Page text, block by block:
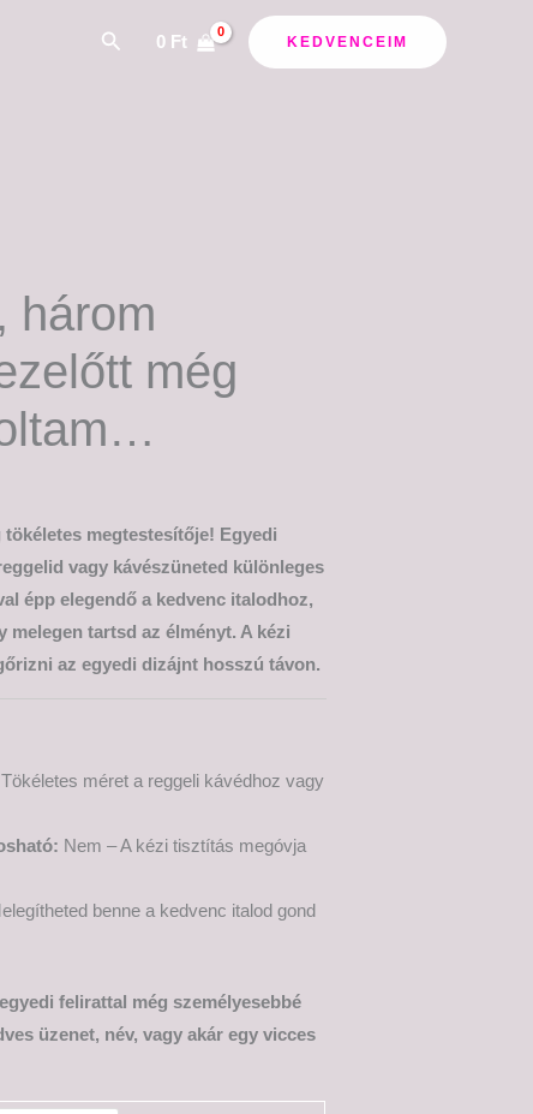
Search
0 Ft KEDVENCEIM
három
még
tökéletes megtestesítője! Egyedi
vagy kávészüneted különleges
épp elegendő a kedvenc italodhoz,
tartsd az élményt. A kézi
az egyedi dizájnt hosszú távon.
méret a reggeli kávédhoz vagy
Nem – A kézi tisztítás megóvja
benne a kedvenc italod gond
felirattal még személyesebbé
üzenet, név, vagy akár egy vicces